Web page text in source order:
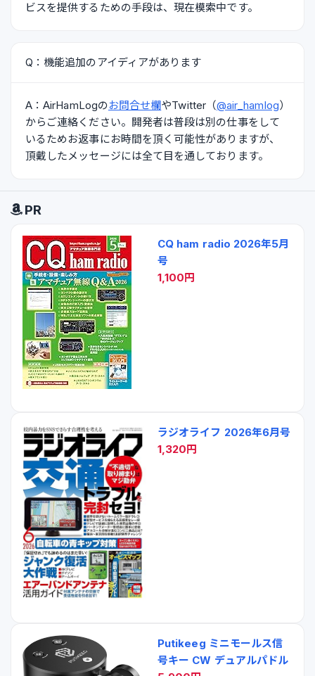
ビスを提供するための手段は、現在模索中です。
Q：機能追加のアイディアがあります
A：AirHamLogのお問合せ欄やTwitter（@air_hamlog）
からご連絡ください。開発者は普段は別の仕事をして
いるためお返事にお時間を頂く可能性がありますが、
頂戴したメッセージには全て目を通しております。
PR
CQ ham radio 2026年5月
号
1,100円
ラジオライフ 2026年6月号
1,320円
Putikeeg ミニモールス信
号キー CW デュアルパドル